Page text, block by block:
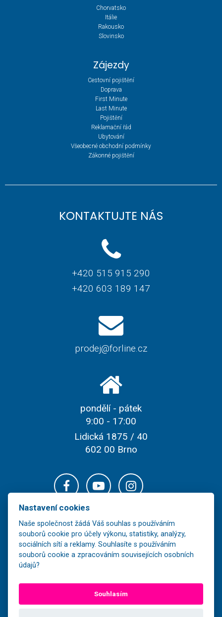
Chorvatsko
Itálie
Rakousko
Slovinsko
Zájezdy
Cestovní pojištění
Doprava
First Minute
Last Minute
Pojištění
Reklamační řád
Ubytování
Všeobecné obchodní podmínky
Zákonné pojištění
KONTAKTUJTE NÁS
+420 515 915 290
+420 603 189 147
prodej@forline.cz
pondělí - pátek
9:00 - 17:00
Lidická 1875 / 40
602 00 Brno
s.r.o. a jeho další šíření bez souhlasu vlastníka je nezákonné.
Nastavení cookies
Naše společnost žádá Váš souhlas s používáním
souborů cookie pro účely výkonu, statistiky, analýzy,
sociálních sítí a reklamy. Souhlasíte s používáním
souborů cookie a zpracováním souvisejících osobních
údajů?
Souhlasím